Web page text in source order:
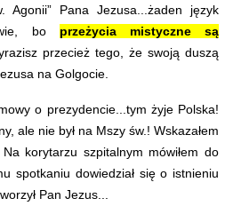
Agonii” Pana Jezusa...żaden język
bo przeżycia mistyczne są
przecież tego, że swoją duszą
na Golgocie.
o prezydencie...tym żyje Polska!
ale nie był na Mszy św.! Wskazałem
korytarzu szpitalnym mówiłem do
spotkaniu dowiedział się o istnieniu
Pan Jezus...